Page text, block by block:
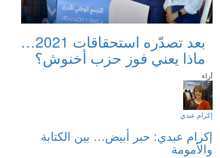
بعد تصدّره استحقاقات 2021…
ماذا يعني فوز حزب أخنوش؟
آراء
إكرام عبدي
إكرام عبدي: حبر أبيض… بين الكتابة
والأمومة